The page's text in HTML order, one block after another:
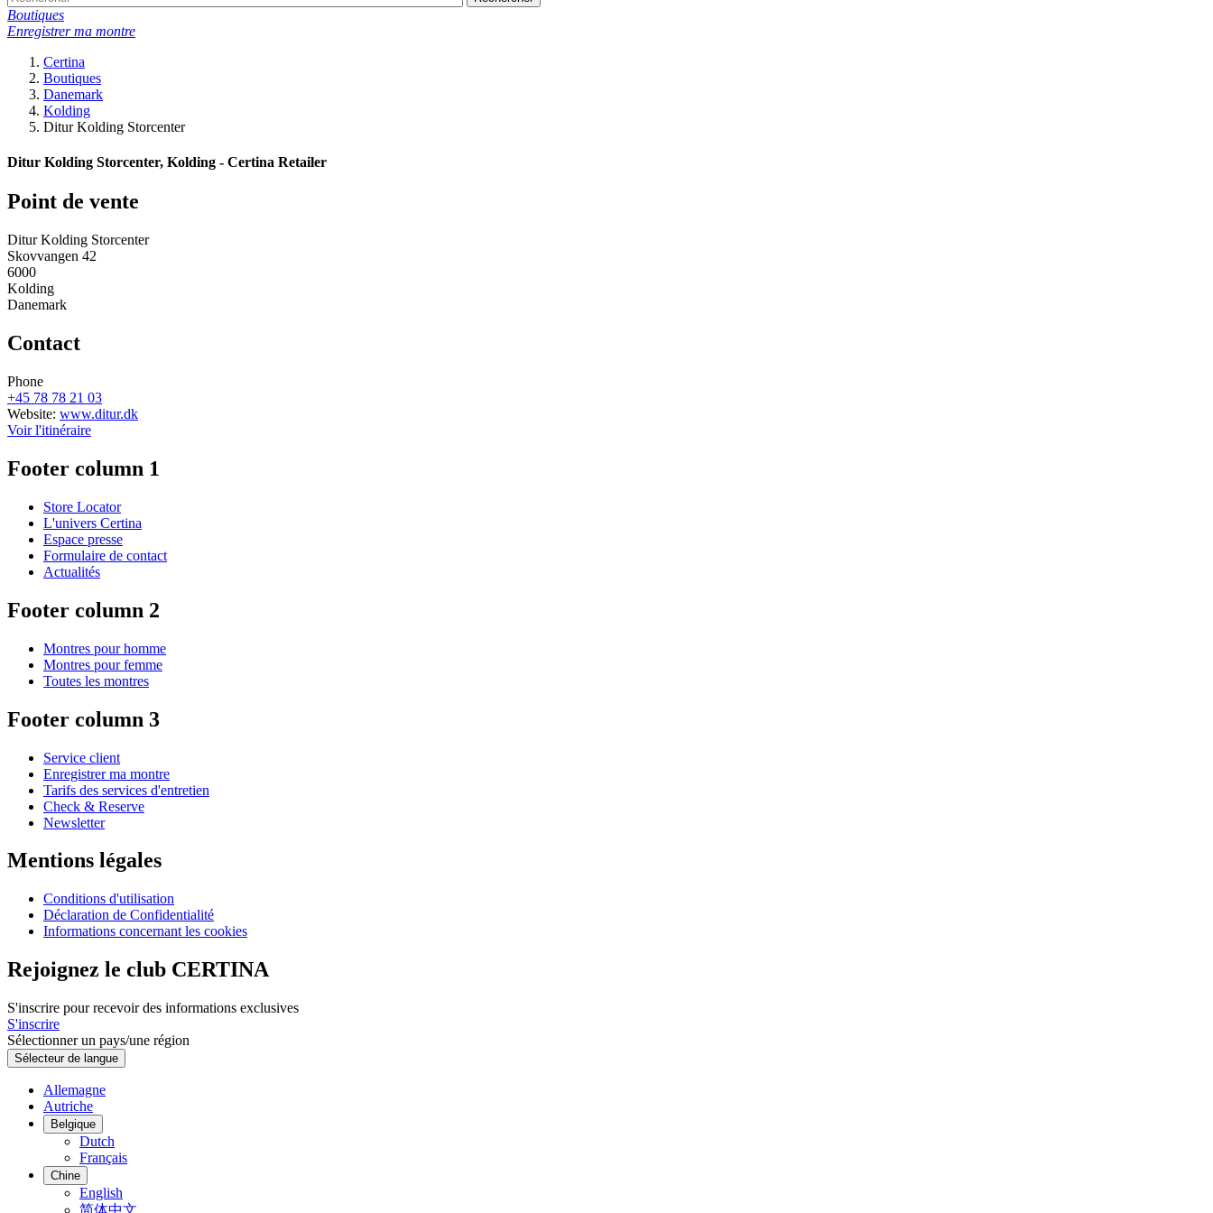
Boutiques
Enregistrer ma montre
Certina
Boutiques
Danemark
Kolding
Ditur Kolding Storcenter
Ditur Kolding Storcenter, Kolding - Certina Retailer
Point de vente
Ditur Kolding Storcenter
Skovvangen 42
6000
Kolding
Danemark
Contact
Phone
+45 78 78 21 03
Website: www.ditur.dk
Voir l'itinéraire
Footer column 1
Store Locator
L'univers Certina
Espace presse
Formulaire de contact
Actualités
Footer column 2
Montres pour homme
Montres pour femme
Toutes les montres
Footer column 3
Service client
Enregistrer ma montre
Tarifs des services d'entretien
Check & Reserve
Newsletter
Mentions légales
Conditions d'utilisation
Déclaration de Confidentialité
Informations concernant les cookies
Rejoignez le club CERTINA
S'inscrire pour recevoir des informations exclusives
S'inscrire
Sélectionner un pays/une région
Sélecteur de langue
Allemagne
Autriche
Belgique
Dutch
Français
Chine
English